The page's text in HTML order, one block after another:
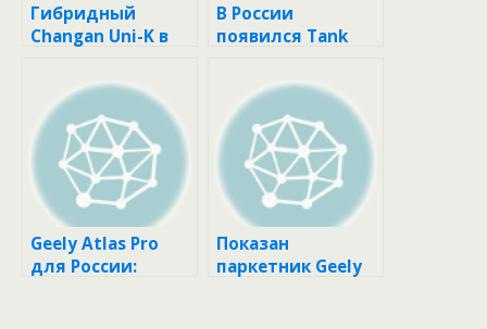
Гибридный
Changan Uni-K в
официально
В России
появился Tank
муфтой
Geely Atlas Pro
для России:
Показан
паркетник Geely